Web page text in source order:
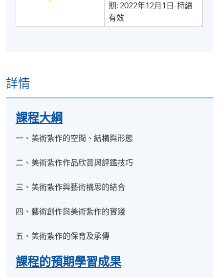
期: 2022年12月1日-持續
有效
詳情
課程大綱
一、美術紮作的空間、結構與形態
二、美術紮作作品欣賞與評鑑技巧
三、美術紮作與藝術構思的結合
四、藝術創作與美術紮作的實踐
五、美術紮作的保育及承傳
課程的預期學習成果